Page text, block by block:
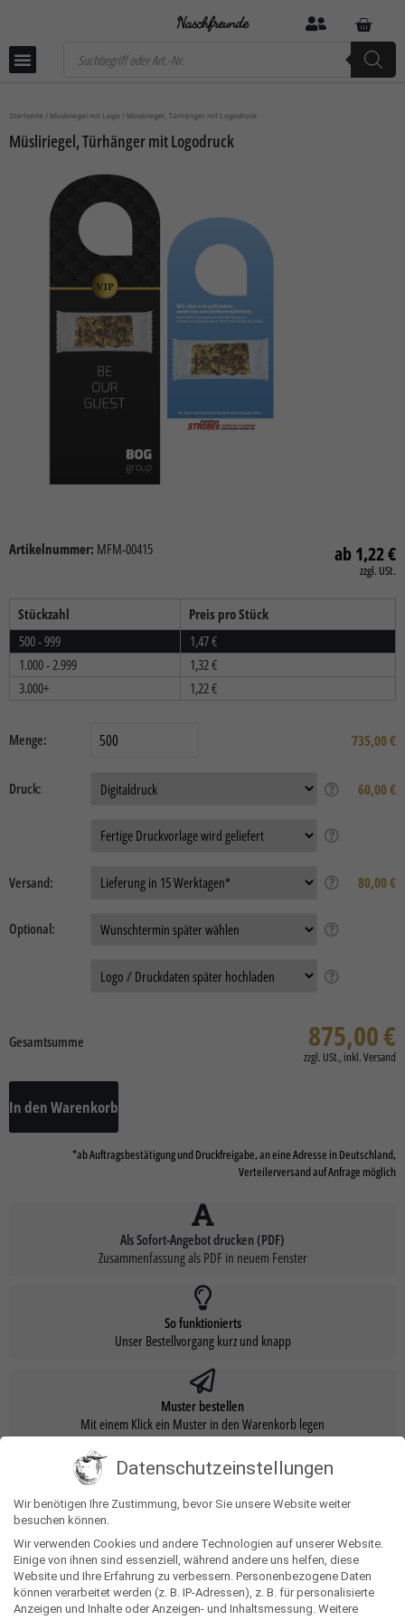
Türhänger aus Papier. Werbeanbringung als Direktdruck in 4c individuell
bedruckbar.
Produkteigenschaften
Gewicht
0,010 kg
Startseite / Müsliriegel mit Logo / Müsliriegel, Türhänger mit Logodruck
Müsliriegel, Türhänger mit Logodruck
Artikelnummer: MFM-00415 1,22€
zzgl. USt.
Stückzahl
Preis pro Stück
500 - 999
1,47€
1.000 - 2.999
1,32€
3.000+
1,22€
Menge: 735,00€
Druck: 60,00 €
Versand: 80,00 €
Optional:
Gesamtsumme 875,00€
In den Warenkorb
*ab Auftragsbestätigung und Druckfreigabe, an eine Adresse in Deutschland,
Verteilerversand auf Anfrage möglich
Als Sofort-Angebot drucken (PDF)
Zusammenfassung als PDF in neuem Fenster
So funktionierts
Unser Bestellvorgang kurz und knapp
Muster bestellen
Mit einem Klick ein Muster in den Warenkorb legen
Datenschutzeinstellungen
Wir benötigen Ihre Zustimmung, bevor Sie unsere Website weiter
besuchen können.
Wir verwenden Cookies und andere Technologien auf unserer Website.
Einige von ihnen sind essenziell, während andere uns helfen, diese
Website und Ihre Erfahrung zu verbessern. Personenbezogene Daten
können verarbeitet werden (z. B. IP-Adressen), z. B. für personalisierte
Anzeigen und Inhalte oder Anzeigen- und Inhaltsmessung. Weitere